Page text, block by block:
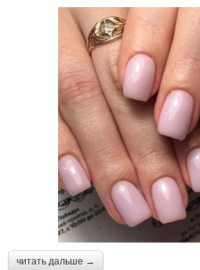
читать дальше →